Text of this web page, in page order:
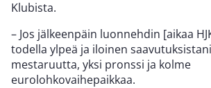
Klubista.
– Jos jälkeenpäin luonnehdin [aikaa
todella ylpeä ja iloinen
mestaruutta, yksi pronssi ja kolme
eurolohkovaihepaikkaa.